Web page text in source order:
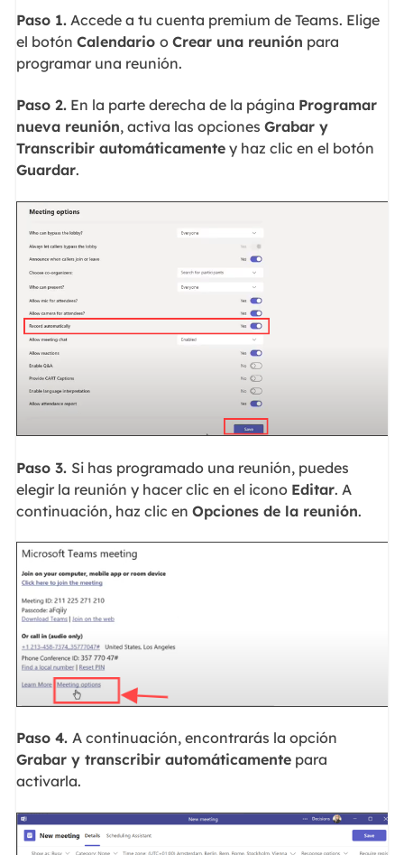
Paso 1.Accede a tu cuenta premium de Teams. Elige
el botón Calendario o Crear una reunión para
programar una reunión.
Paso 2.En la parte derecha de la página Programar
nueva reunión, activa las opciones Grabar y
Transcribir automáticamentey haz clic en el botón
Guardar.
Paso 3. Si has programado una reunión, puedes
elegir la reunión y hacer clic en el icono Editar. A
continuación, haz clic en Opciones de la reunión.
Paso 4. A continuación, encontrarás la opción
Grabar y transcribir automáticamentepara
activarla.